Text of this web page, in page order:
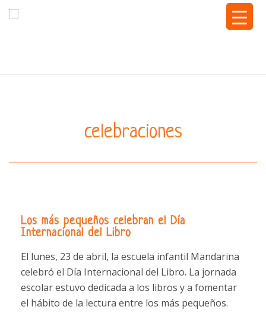
celebraciones
Los más pequeños celebran el Día
Internacional del Libro
El lunes, 23 de abril, la escuela infantil Mandarina
celebró el Día Internacional del Libro. La jornada
escolar estuvo dedicada a los libros y a fomentar
el hábito de la lectura entre los más pequeños.